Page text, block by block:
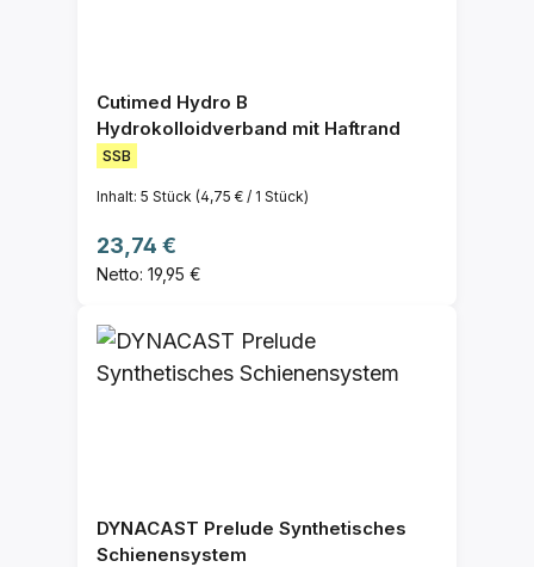
Cutimed Hydro B
Hydrokolloidverband mit Haftrand
SSB
Inhalt: 5 Stück (4,75 € / 1 Stück)
Regulärer Preis:
23,74 €
Netto: 19,95 €
DYNACAST Prelude Synthetisches
Schienensystem